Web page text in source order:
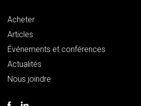
Acheter
Articles
Événements et conférences
Actualités
Nous joindre